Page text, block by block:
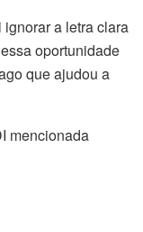
a letra clara
oportunidade
que ajudou a
mencionada